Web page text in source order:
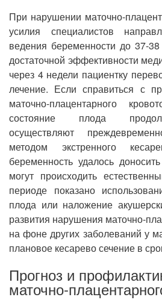
При нарушении маточно-
усилия специалистов
ведения беременности до 37-
достаточной эффективности
через 4 недели пациентку
лечение. Если справиться с
маточно-плацентарного
состояние плода
осуществляют
методом экстренного
беременность удалось
могут происходить
периоде показано
плода или наложение
развития нарушения маточно-
на фоне других заболеваний у
плановое кесарево сечение в
Прогноз и
маточно-